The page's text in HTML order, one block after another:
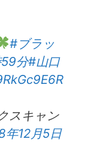
#ブラッ
分#山口
スキャン
年12月5日